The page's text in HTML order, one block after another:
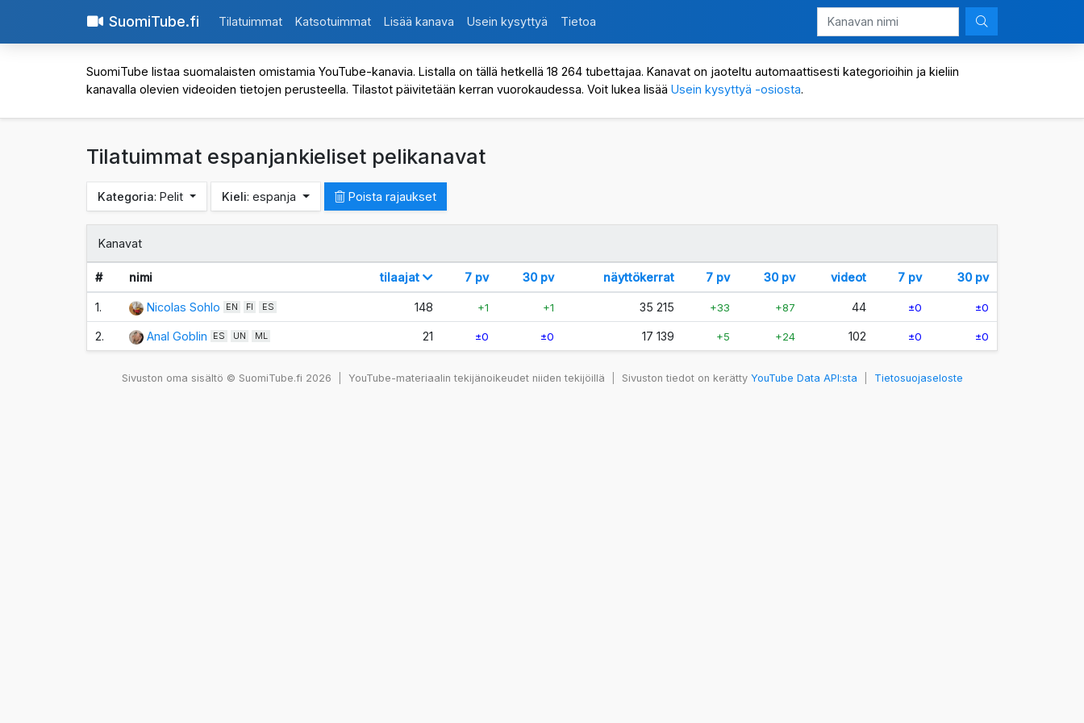
SuomiTube.fi Tilatuimmat Katsotuimmat Lisää kanava Usein kysyttyä Tietoa
SuomiTube listaa suomalaisten omistamia YouTube-kanavia. Listalla on tällä hetkellä 18 264 tubettajaa. Kanavat on jaoteltu automaattisesti kategorioihin ja kieliin
kanavalla olevien videoiden tietojen perusteella. Tilastot päivitetään kerran vuorokaudessa. Voit lukea lisää Usein kysyttyä -osiosta.
Tilatuimmat espanjankieliset pelikanavat
Kategoria: Pelit Kieli: espanja Poista rajaukset
Kanavat
# nimi tilaajat 7 pv 30 pv näyttökerrat 7 pv 30 pv videot 7 pv 30 pv
1. Nicolas Sohlo EN FI ES 148 +1 +1 35 215 +33 +87 44 ±0 ±0
2. Anal Goblin ES UN ML 21 ±0 ±0 17 139 +5 +24 102 ±0 ±0
Sivuston oma sisältö © SuomiTube.fi 2026 YouTube-materiaalin tekijänoikeudet niiden tekijöillä Sivuston tiedot on kerätty YouTube Data API:sta Tietosuojaseloste